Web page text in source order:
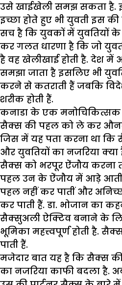
उसे खाईखेली समझ सकता है.
इच्छा होते हुए भी युवती इस
सच है कि युवकों में युवतियों
कर गलत धारणा है कि जो
है वह खेलीखाई होती है. देश में
समझा जाता है इसलिए भी
करने से कतराती हैं जबकि
शरीक होती हैं.
कनाडा के एक मनोचिकित्सक
सैक्स की पहल को ले कर
जिस में यह पता करना था
और युवतियों का नजरिया
सैक्स को भरपूर ऐंजौय करना
पहल उन के ऐंजौय में आड़े आती
पहल नहीं कर पातीं और
कर पाती हैं. डा. भोजान का
सैक्सुअली ऐक्टिव बनाने के
भूमिका महत्त्वपूर्ण होती है.
पाती हैं.
मजेदार बात यह है कि सैक्स
का नजरिया काफी बदला है.